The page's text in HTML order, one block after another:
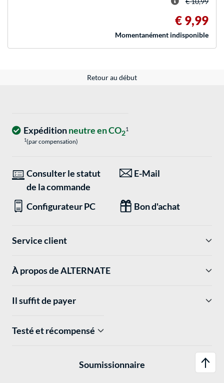
€ 9,99
Momentanément indisponible
Retour au début
Expéditionneutre en CO21
1(par compensation)
Consulter le statut
de la commande
E-Mail
Configurateur PC Bon d'achat
Service client
À propos de ALTERNATE
Il suffit de payer
Testé et récompensé
Soumissionnaire